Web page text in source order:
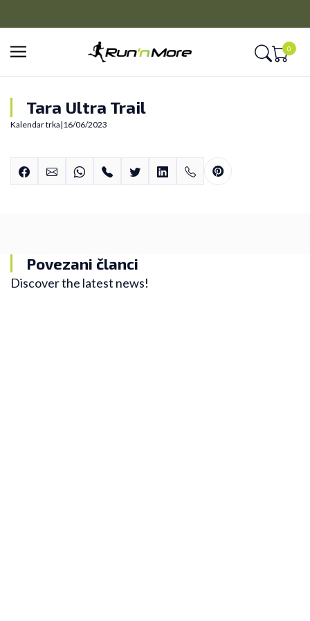
0
Tara Ultra Trail
Kalendar trka|16/06/2023
Povezani članci
Discover the latest news!